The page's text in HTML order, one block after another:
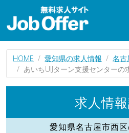
HOME 愛知県の求人情報
名古
あいちUIJターン支援センターの
求人情
愛知県名古屋市西